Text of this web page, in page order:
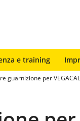
e training
guarnizione per